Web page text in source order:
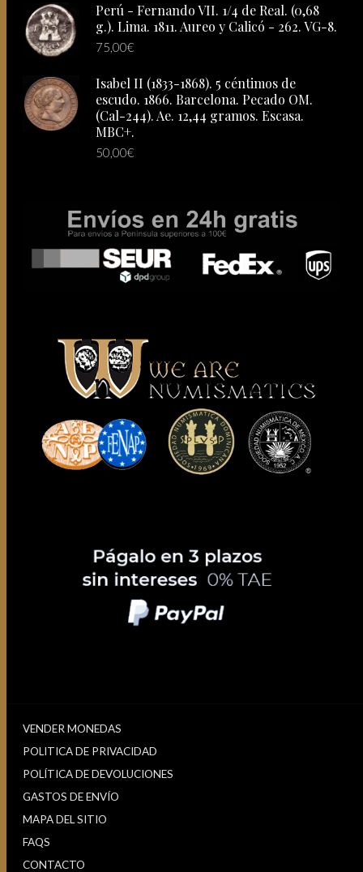
Perú - Fernando VII. 1/4 de Real. (0,68
g.). Lima. 1811. Aureo y Calicó - 262. VG-8.
75,00€
Isabel II (1833-1868). 5 céntimos de
escudo. 1866. Barcelona. Pecado OM.
(Cal-244). Ae. 12,44 gramos. Escasa.
MBC+.
50,00€
VENDER MONEDAS
POLITICA DE PRIVACIDAD
POLÍTICA DE DEVOLUCIONES
GASTOS DE ENVÍO
MAPA DEL SITIO
FAQS
CONTACTO